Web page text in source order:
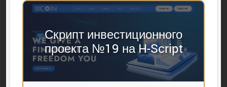
Скрипт инвестиционного
проекта №19 на H-Script